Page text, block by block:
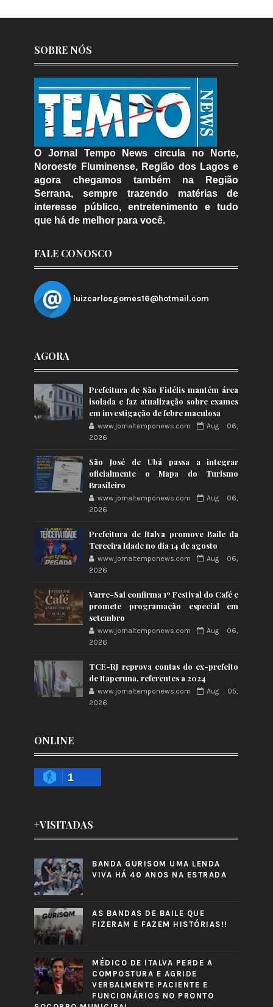
SOBRE NÓS
O Jornal Tempo News circula no Norte,
Noroeste Fluminense, Região dos Lagos e
agora chegamos também na Região
Serrana, sempre trazendo matérias de
interesse público, entretenimento e tudo
que há de melhor para você.
FALE CONOSCO
luizcarlosgomes16@hotmail.com
AGORA
Prefeitura de São Fidélis mantém área
isolada e faz atualização sobre exames
em investigação de febre maculosa
www.jornaltemponews.com
Aug 06,
2026
São José de Ubá passa a integrar
oficialmente o Mapa do Turismo
Brasileiro
www.jornaltemponews.com
Aug 06,
2026
Prefeitura de Italva promove Baile da
Terceira Idade no dia 14 de agosto
www.jornaltemponews.com
Aug 06,
2026
Varre-Sai confirma 1º Festival do Café e
promete programação especial em
setembro
www.jornaltemponews.com
Aug 06,
2026
TCE-RJ reprova contas do ex-prefeito
de Itaperuna, referentes a 2024
www.jornaltemponews.com
Aug 05,
2026
ONLINE
1
+VISITADAS
BANDA GURISOM UMA LENDA
VIVA HÁ 40 ANOS NA ESTRADA
AS BANDAS DE BAILE QUE
FIZERAM E FAZEM HISTÓRIAS!!
MÉDICO DE ITALVA PERDE A
COMPOSTURA E AGRIDE
VERBALMENTE PACIENTE E
FUNCIONÁRIOS NO PRONTO